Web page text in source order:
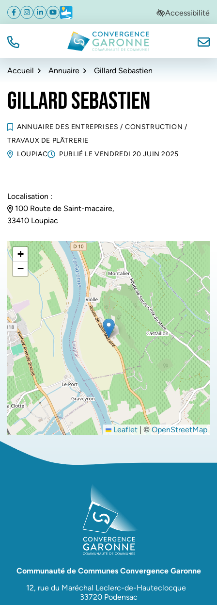
Aller
navigation
Aller
au
Aller
au
de
Facebook
(ouverture dans un nouvel onglet)
Instagram
(ouverture dans un nouvel onglet)
Linkedin
(ouverture dans un nouvel onglet)
YouTube
(ouverture dans un nouvel onglet)
Météo
(ouverture dans un nouvel onglet)Accessibilité
TÉL. Convergence Garonne
Accueil Annuaire Gillard Sebastien
GILLARD SEBASTIEN
ANNUAIRE DES ENTREPRISES / CONSTRUCTION /
TRAVAUX DE PLÂTRERIE
LOUPIAC
PUBLIÉ LEVENDREDI 20 JUIN 2025
Localisation :
100 Route de Saint-macaire,
33410 Loupiac
+
−
Leaflet | ©OpenStreetMap
Communauté de Communes Convergence Garonne
12, rue du Maréchal Leclerc-de-Hauteclocque
33720 Podensac